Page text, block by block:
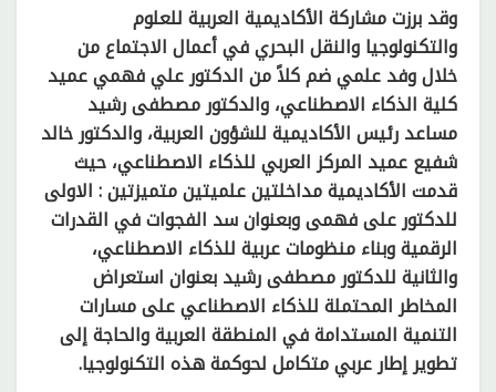
وقد برزت مشاركة الأكاديمية العربية للعلوم
والتكنولوجيا والنقل البحري في أعمال الاجتماع من
خلال وفد علمي ضم كلاً من الدكتور علي فهمي عميد
كلية الذكاء الاصطناعي، والدكتور مصطفى رشيد
مساعد رئيس الأكاديمية للشؤون العربية، والدكتور خالد
شفيع عميد المركز العربي للذكاء الاصطناعي، حيث
قدمت الأكاديمية مداخلتين علميتين متميزتين : الاولى
للدكتور على فهمى وبعنوان سد الفجوات في القدرات
الرقمية وبناء منظومات عربية للذكاء الاصطناعي،
والثانية للدكتور مصطفى رشيد بعنوان استعراض
المخاطر المحتملة للذكاء الاصطناعي على مسارات
التنمية المستدامة في المنطقة العربية والحاجة إلى
تطوير إطار عربي متكامل لحوكمة هذه التكنولوجيا.